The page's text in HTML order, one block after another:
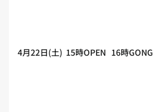
4月22日(土) 15時OPEN 16時GONG